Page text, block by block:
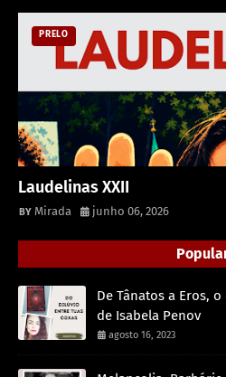
PRELO
Laudelinas XXII
Mirada junho 06, 2026
De Tânatos a Eros,
de Isabela Penov
agosto 16, 2023